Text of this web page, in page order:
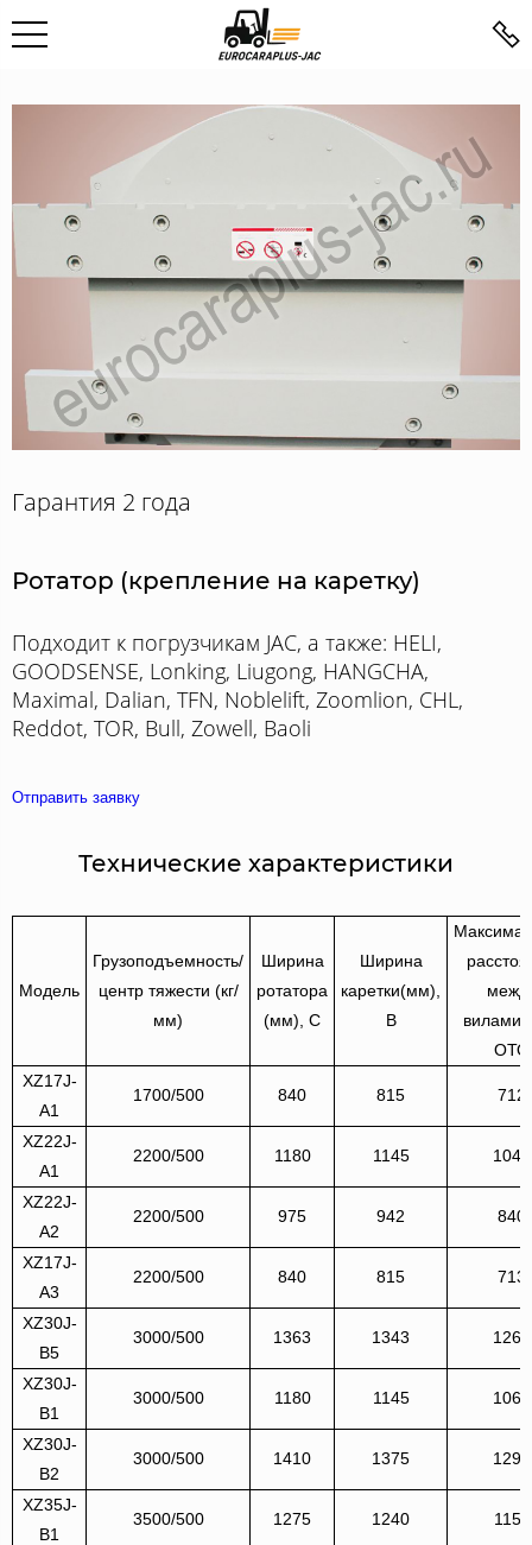
Гарантия 2 года
Ротатор (крепление на каретку)
Подходит к погрузчикам JAC, а также: HELI,
GOODSENSE, Lonking, Liugong, HANGCHA,
Maximal, Dalian, TFN, Noblelift, Zoomlion, CHL,
Reddot, TOR, Bull, Zowell, Baoli
Отправить заявку
Технические характеристики
Модель
Грузоподъемность/
центр тяжести (кг/
мм)
Ширина
ротатора
(мм), С
Ширина
каретки(мм),
В
ОТО
XZ17J-
A1
1700/500 840 815 712
XZ22J-
A1
2200/500 1180 1145 1040
XZ22J-
A2
2200/500 975 942 840
XZ17J-
A3
2200/500 840 815 713
XZ30J-
B5
3000/500 1363 1343 1260
XZ30J-
B1
3000/500 1180 1145 1060
XZ30J-
B2
3000/500 1410 1375 1290
XZ35J-
B1
3500/500 1275 1240 1157